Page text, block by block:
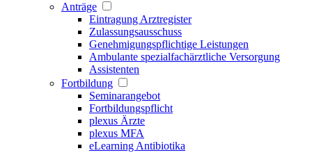
Anträge
Eintragung Arztregister
Zulassungsausschuss
Genehmigungspflichtige Leistungen
Ambulante spezialfachärztliche Versorgung
Assistenten
Fortbildung
Seminarangebot
Fortbildungspflicht
plexus Ärzte
plexus MFA
eLearning Antibiotika